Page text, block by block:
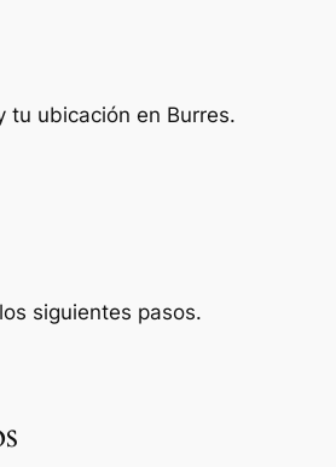
tu ubicación en Burres.
siguientes pasos.